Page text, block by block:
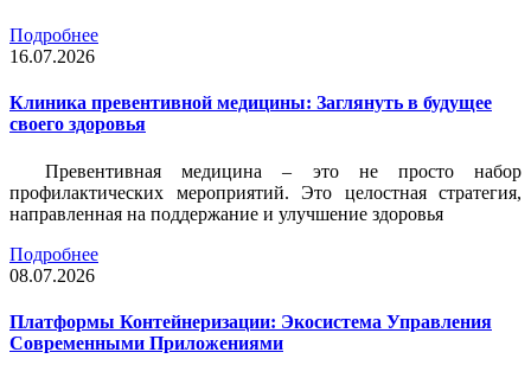
Подробнее
16.07.2026
Клиника превентивной медицины: Заглянуть в будущее
своего здоровья
Превентивная медицина – это не просто набор
профилактических мероприятий. Это целостная стратегия,
направленная на поддержание и улучшение здоровья
Подробнее
08.07.2026
Платформы Контейнеризации: Экосистема Управления
Современными Приложениями